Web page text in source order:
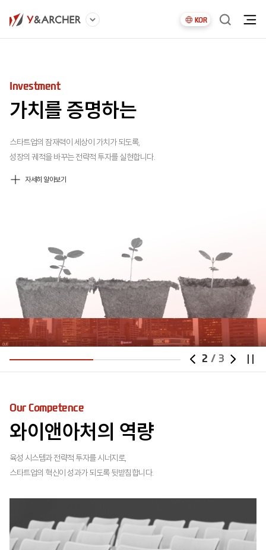
KOR
Ecosystem
미래를 연결하는
새로운 가치를 만드는 시장을 직접 만들어내고
기업의 성장이 생태계의 동력이 되도록 돕고,
Accelerating
가능성을 실현하는
세상 곳곳의 숨은 아이디어를 발굴하고,
함께 고민하며 더 큰 가능성의 세계로 연결합니다.
자세히 알아보기
Investment
가치를 증명하는
스타트업의 잠재력이 세상이 가치가 되도록,
성장의 궤적을 바꾸는 전략적 투자를 실현합니다.
자세히 알아보기
Ecosystem
미래를 연결하는
새로운 가치를 만드는 시장을 직접 만들어내고
기업의 성장이 생태계의 동력이 되도록 돕고,
Accelerating
가능성을 실현하는
세상 곳곳의 숨은 아이디어를 발굴하고,
함께 고민하며 더 큰 가능성의 세계로 연결합니다.
자세히 알아보기
2 / 3
Our Competence
와이앤아처의 역량
육성 시스템과 전략적 투자를 시너지로,
스타트업의 혁신이 성과가 되도록 뒷받침합니다.